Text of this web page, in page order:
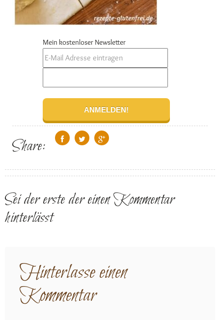
Mein kostenloser Newsletter
Share:
Sei der erste der einen Kommentar
hinterlässt
Hinterlasse einen
Kommentar